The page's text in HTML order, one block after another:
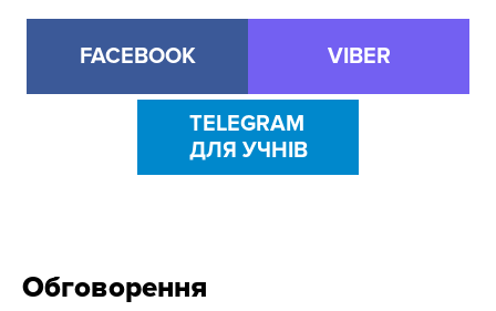
FACEBOOK VIBER
TELEGRAM
ДЛЯ УЧНІВ
Обговорення